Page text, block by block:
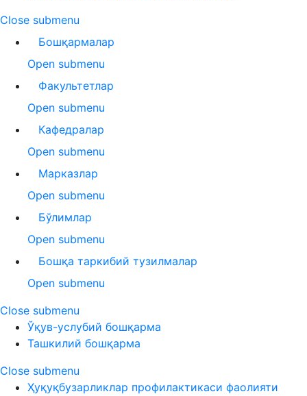
Close submenu
Бошқармалар
Open submenu
Факультетлар
Open submenu
Кафедралар
Open submenu
Марказлар
Open submenu
Бўлимлар
Open submenu
Бошқа таркибий тузилмалар
Open submenu
Close submenu
Ўқув-услубий бошқарма
Ташкилий бошқарма
Close submenu
Ҳуқуқбузарликлар профилактикаси фаолияти